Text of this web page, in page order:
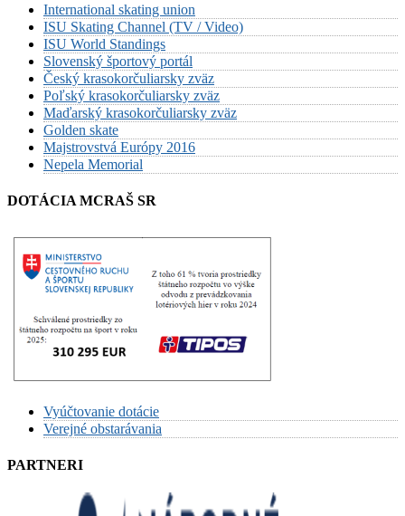
International skating union
ISU Skating Channel (TV / Video)
ISU World Standings
Slovenský športový portál
Český krasokorčuliarsky zväz
Poľský krasokorčuliarsky zväz
Maďarský krasokorčuliarsky zväz
Golden skate
Majstrovstvá Európy 2016
Nepela Memorial
DOTÁCIA MCRAŠ SR
Vyúčtovanie dotácie
Verejné obstarávania
PARTNERI